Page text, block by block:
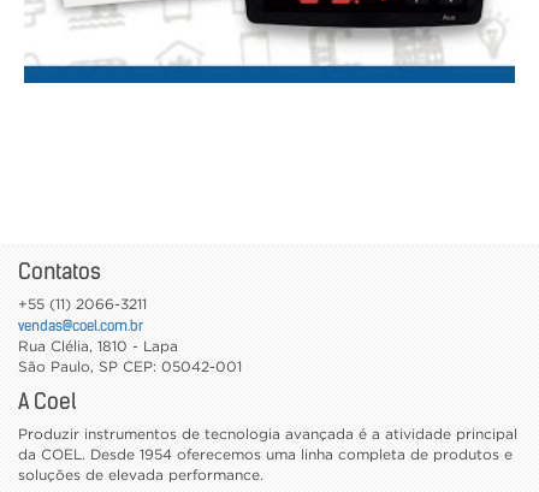
Contatos
+55 (11) 2066-3211
vendas@coel.com.br
Rua Clélia, 1810 - Lapa
São Paulo, SP CEP: 05042-001
A Coel
Produzir instrumentos de tecnologia avançada é a atividade principal
da COEL. Desde 1954 oferecemos uma linha completa de produtos e
soluções de elevada performance.